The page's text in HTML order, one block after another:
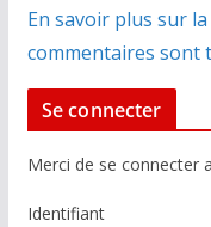
En savoir plus sur
commentaires sont
Se connecter
Merci de se connecter
Identifiant